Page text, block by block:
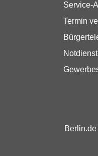
Service-
Termin